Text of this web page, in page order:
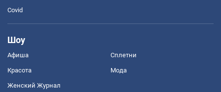
Covid
Шоу
Афиша Сплетни
Красота Мода
Женский Журнал